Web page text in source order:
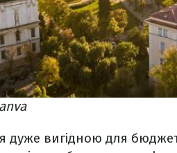
дуже вигідною для